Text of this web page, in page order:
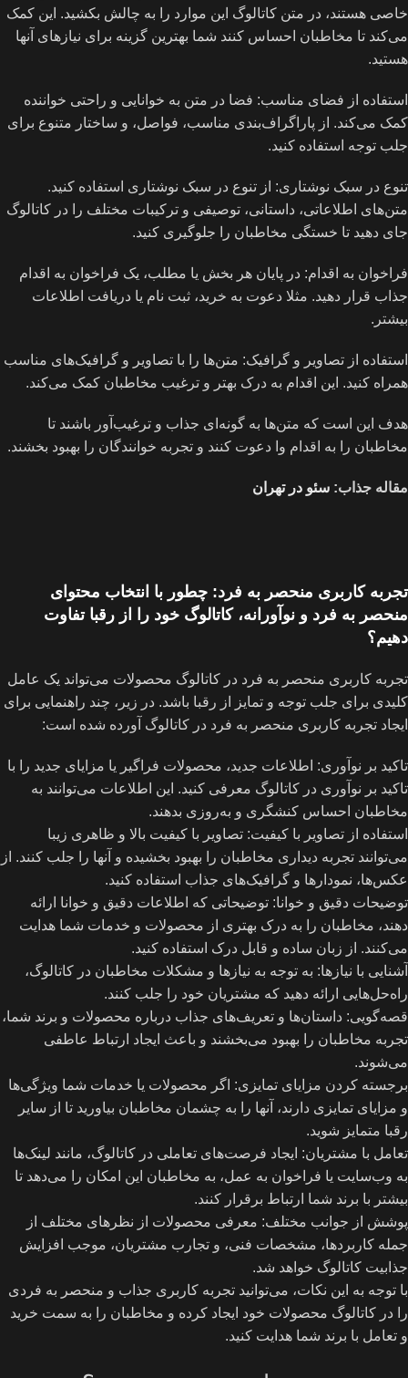
خاصی هستند، در متن کاتالوگ این موارد را به چالش بکشید. این کمک
می‌کند تا مخاطبان احساس کنند شما بهترین گزینه برای نیازهای آنها
هستید.
استفاده از فضای مناسب: فضا در متن به خوانایی و راحتی خواننده
کمک می‌کند. از پاراگراف‌بندی مناسب، فواصل، و ساختار متنوع برای
جلب توجه استفاده کنید.
تنوع در سبک نوشتاری: از تنوع در سبک نوشتاری استفاده کنید.
متن‌های اطلاعاتی، داستانی، توصیفی و ترکیبات مختلف را در کاتالوگ
جای دهید تا خستگی مخاطبان را جلوگیری کنید.
فراخوان به اقدام: در پایان هر بخش یا مطلب، یک فراخوان به اقدام
جذاب قرار دهید. مثلا دعوت به خرید، ثبت نام یا دریافت اطلاعات
بیشتر.
استفاده از تصاویر و گرافیک: متن‌ها را با تصاویر و گرافیک‌های مناسب
همراه کنید. این اقدام به درک بهتر و ترغیب مخاطبان کمک می‌کند.
هدف این است که متن‌ها به گونه‌ای جذاب و ترغیب‌آور باشند تا
مخاطبان را به اقدام وا دعوت کنند و تجربه خوانندگان را بهبود بخشند.
مقاله جذاب: سئو در تهران
تجربه کاربری منحصر به فرد: چطور با انتخاب محتوای
منحصر به فرد و نوآورانه، کاتالوگ خود را از رقبا تفاوت
دهیم؟
تجربه کاربری منحصر به فرد در کاتالوگ محصولات می‌تواند یک عامل
کلیدی برای جلب توجه و تمایز از رقبا باشد. در زیر، چند راهنمایی برای
ایجاد تجربه کاربری منحصر به فرد در کاتالوگ آورده شده است:
تاکید بر نوآوری: اطلاعات جدید، محصولات فراگیر یا مزایای جدید را با
تاکید بر نوآوری در کاتالوگ معرفی کنید. این اطلاعات می‌توانند به
مخاطبان احساس کنشگری و به‌روزی بدهند.
استفاده از تصاویر با کیفیت: تصاویر با کیفیت بالا و ظاهری زیبا
می‌توانند تجربه دیداری مخاطبان را بهبود بخشیده و آنها را جلب کنند. از
عکس‌ها، نمودارها و گرافیک‌های جذاب استفاده کنید.
توضیحات دقیق و خوانا: توضیحاتی که اطلاعات دقیق و خوانا ارائه
دهند، مخاطبان را به درک بهتری از محصولات و خدمات شما هدایت
می‌کنند. از زبان ساده و قابل درک استفاده کنید.
آشنایی با نیازها: به توجه به نیازها و مشکلات مخاطبان در کاتالوگ،
راه‌حل‌هایی ارائه دهید که مشتریان خود را جلب کنند.
قصه‌گویی: داستان‌ها و تعریف‌های جذاب درباره محصولات و برند شما،
تجربه مخاطبان را بهبود می‌بخشند و باعث ایجاد ارتباط عاطفی
می‌شوند.
برجسته کردن مزایای تمایزی: اگر محصولات یا خدمات شما ویژگی‌ها
و مزایای تمایزی دارند، آنها را به چشمان مخاطبان بیاورید تا از سایر
رقبا متمایز شوید.
تعامل با مشتریان: ایجاد فرصت‌های تعاملی در کاتالوگ، مانند لینک‌ها
به وب‌سایت یا فراخوان به عمل، به مخاطبان این امکان را می‌دهد تا
بیشتر با برند شما ارتباط برقرار کنند.
پوشش از جوانب مختلف: معرفی محصولات از نظرهای مختلف از
جمله کاربردها، مشخصات فنی، و تجارب مشتریان، موجب افزایش
جذابیت کاتالوگ خواهد شد.
با توجه به این نکات، می‌توانید تجربه کاربری جذاب و منحصر به فردی
را در کاتالوگ محصولات خود ایجاد کرده و مخاطبان را به سمت خرید
و تعامل با برند شما هدایت کنید.